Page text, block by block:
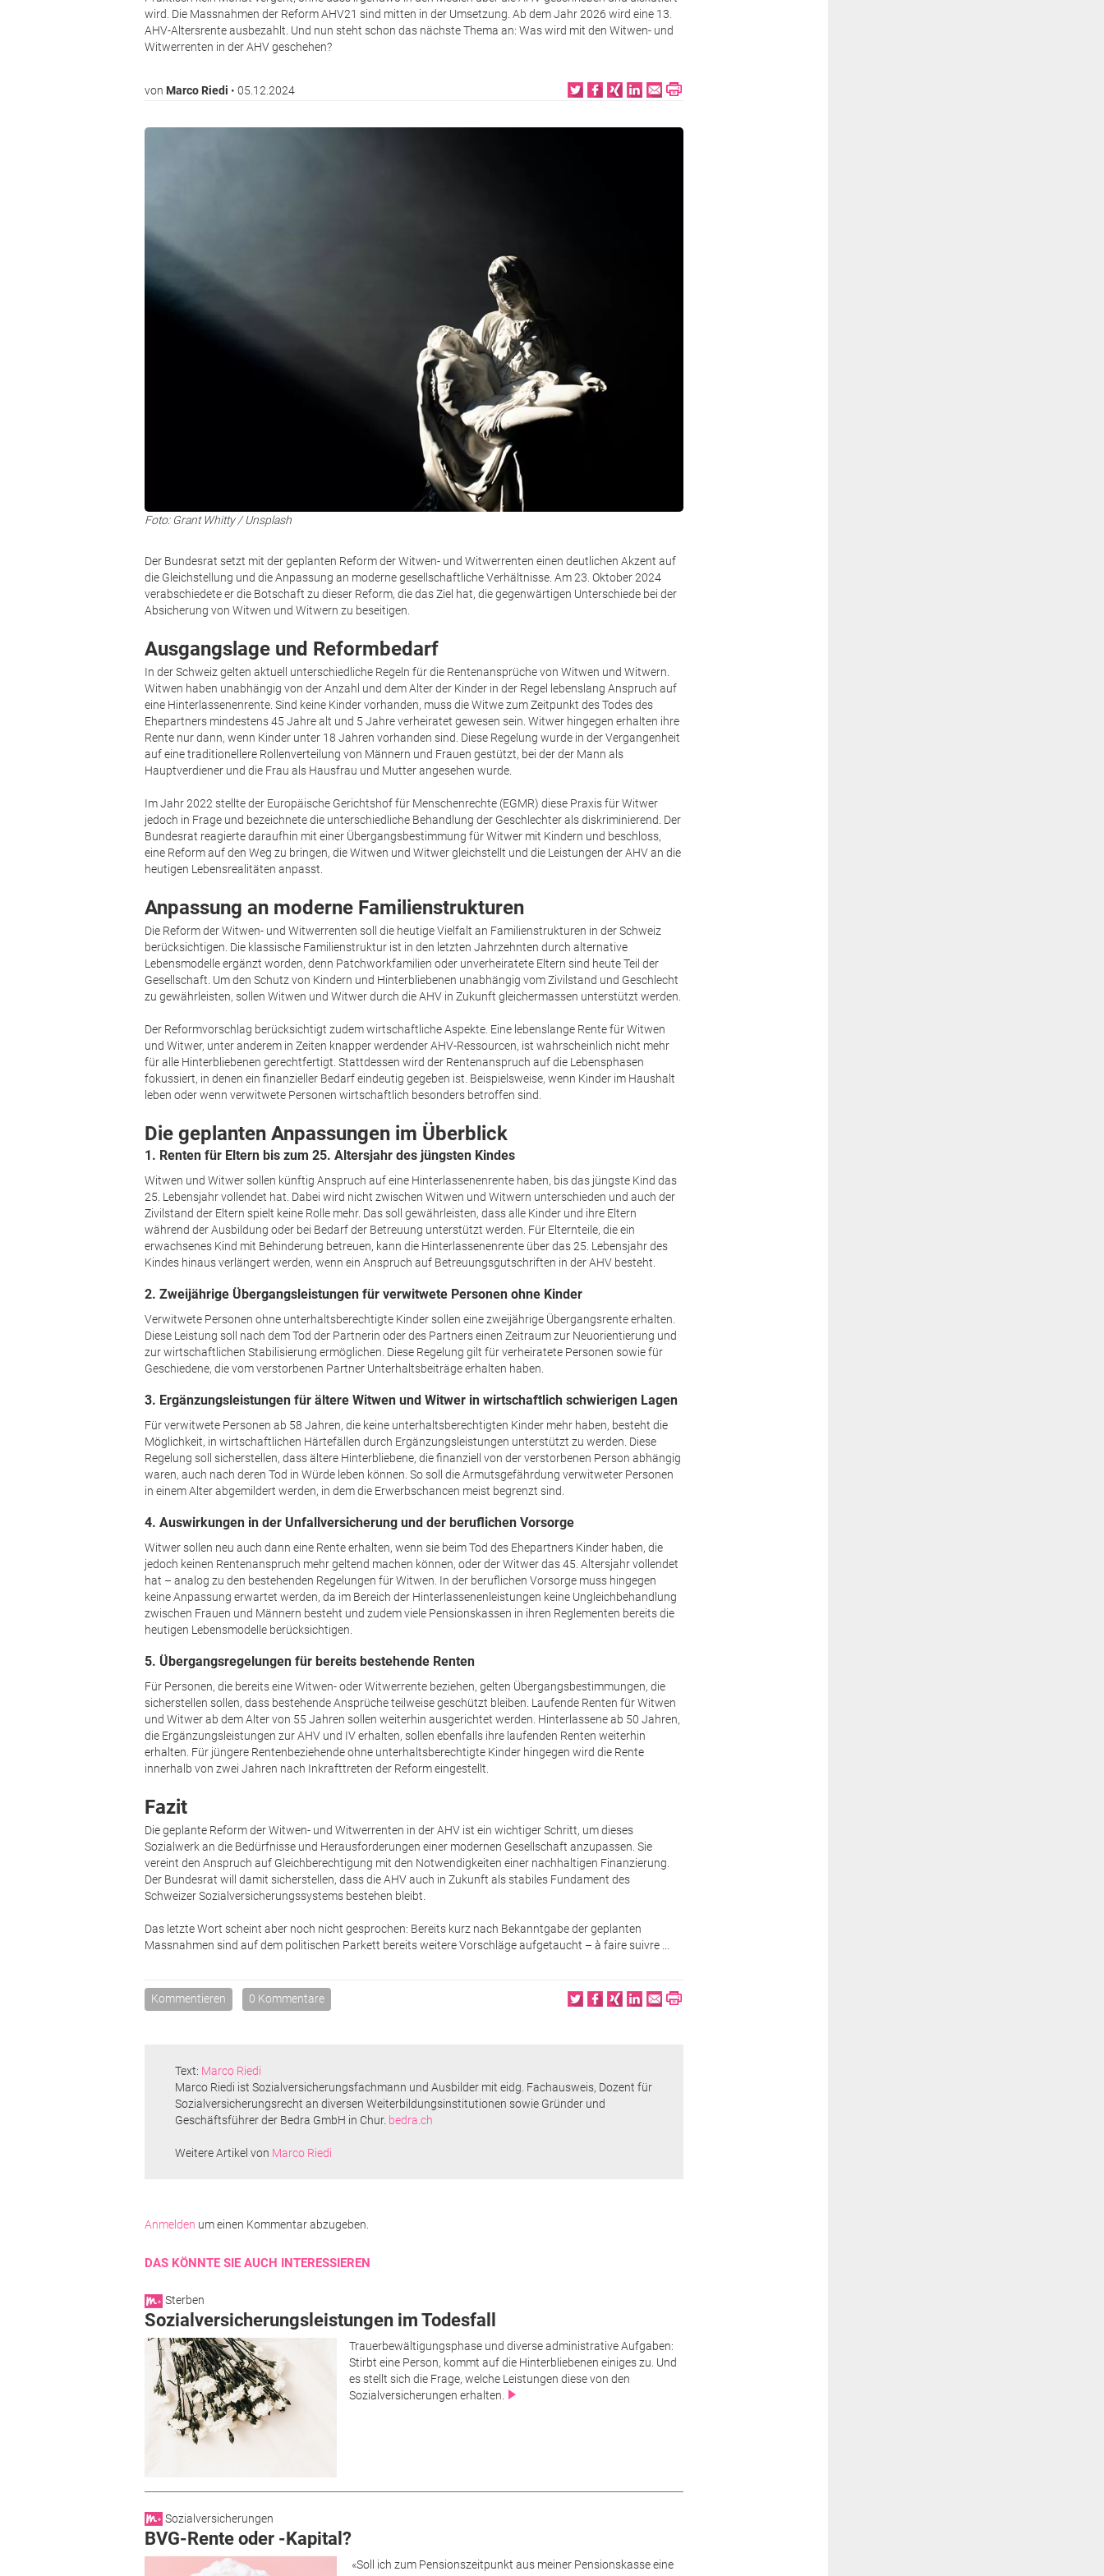
wird. Die Massnahmen der Reform AHV21 sind mitten in der Umsetzung. Ab dem Jahr 2026 wird eine 13.
AHV-Altersrente ausbezahlt. Und nun steht schon das nächste Thema an: Was wird mit den Witwen- und
Witwerrenten in der AHV geschehen?
von Marco Riedi •05.12.2024
Bild
Foto: Grant Whitty / Unsplash
Der Bundesrat setzt mit der geplanten Reform der Witwen- und Witwerrenten einen deutlichen Akzent auf
die Gleichstellung und die Anpassung an moderne gesellschaftliche Verhältnisse. Am 23. Oktober 2024
verabschiedete er die Botschaft zu dieser Reform, die das Ziel hat, die gegenwärtigen Unterschiede bei der
Absicherung von Witwen und Witwern zu beseitigen.
Ausgangslage und Reformbedarf
In der Schweiz gelten aktuell unterschiedliche Regeln für die Rentenansprüche von Witwen und Witwern.
Witwen haben unabhängig von der Anzahl und dem Alter der Kinder in der Regel lebenslang Anspruch auf
eine Hinterlassenenrente. Sind keine Kinder vorhanden, muss die Witwe zum Zeitpunkt des Todes des
Ehepartners mindestens 45 Jahre alt und 5 Jahre verheiratet gewesen sein. Witwer hingegen erhalten ihre
Rente nur dann, wenn Kinder unter 18 Jahren vorhanden sind. Diese Regelung wurde in der Vergangenheit
auf eine traditionellere Rollenverteilung von Männern und Frauen gestützt, bei der der Mann als
Hauptverdiener und die Frau als Hausfrau und Mutter angesehen wurde.
Im Jahr 2022 stellte der Europäische Gerichtshof für Menschenrechte (EGMR) diese Praxis für Witwer
jedoch in Frage und bezeichnete die unterschiedliche Behandlung der Geschlechter als diskriminierend. Der
Bundesrat reagierte daraufhin mit einer Übergangsbestimmung für Witwer mit Kindern und beschloss,
eine Reform auf den Weg zu bringen, die Witwen und Witwer gleichstellt und die Leistungen der AHV an die
heutigen Lebensrealitäten anpasst.
Anpassung an moderne Familienstrukturen
Die Reform der Witwen- und Witwerrenten soll die heutige Vielfalt an Familienstrukturen in der Schweiz
berücksichtigen. Die klassische Familienstruktur ist in den letzten Jahrzehnten durch alternative
Lebensmodelle ergänzt worden, denn Patchworkfamilien oder unverheiratete Eltern sind heute Teil der
Gesellschaft. Um den Schutz von Kindern und Hinterbliebenen unabhängig vom Zivilstand und Geschlecht
zu gewährleisten, sollen Witwen und Witwer durch die AHV in Zukunft gleichermassen unterstützt werden.
Der Reformvorschlag berücksichtigt zudem wirtschaftliche Aspekte. Eine lebenslange Rente für Witwen
und Witwer, unter anderem in Zeiten knapper werdender AHV-Ressourcen, ist wahrscheinlich nicht mehr
für alle Hinterbliebenen gerechtfertigt. Stattdessen wird der Rentenanspruch auf die Lebensphasen
fokussiert, in denen ein finanzieller Bedarf eindeutig gegeben ist. Beispielsweise, wenn Kinder im Haushalt
leben oder wenn verwitwete Personen wirtschaftlich besonders betroffen sind.
Die geplanten Anpassungen im Überblick
1. Renten für Eltern bis zum 25. Altersjahr des jüngsten Kindes
Witwen und Witwer sollen künftig Anspruch auf eine Hinter­lassenenrente haben, bis das jüngste Kind das
25. Lebensjahr vollendet hat. Dabei wird nicht zwischen Witwen und Witwern unterschieden und auch der
Zivilstand der Eltern spielt keine Rolle mehr. Das soll gewährleisten, dass alle Kinder und ihre Eltern
während der Ausbildung oder bei Bedarf der Betreuung unterstützt werden. Für Elternteile, die ein
erwachsenes Kind mit Behinderung betreuen, kann die Hinterlassenenrente über das 25. Lebensjahr des
Kindes hinaus verlängert werden, wenn ein Anspruch auf Betreuungsgutschriften in der AHV besteht.
2. Zweijährige Übergangsleistungen für verwitwete Personen ohne Kinder
Verwitwete Personen ohne unterhaltsberechtigte Kinder sollen eine zweijährige Übergangsrente erhalten.
Diese Leistung soll nach dem Tod der Partnerin oder des Partners einen Zeitraum zur Neuorientierung und
zur wirtschaftlichen Stabilisierung ermög­lichen. Diese Regelung gilt für verheiratete Personen sowie für
Geschiedene, die vom verstorbenen Partner Unterhaltsbeiträge erhalten haben.
3. Ergänzungsleistungen für ältere Witwen und Witwer in wirtschaftlich schwierigen Lagen
Für verwitwete Personen ab 58 Jahren, die keine unterhalts­berechtigten Kinder mehr haben, besteht die
Möglichkeit, in wirtschaftlichen Härtefällen durch Ergänzungsleistungen unterstützt zu werden. Diese
Regelung soll sicherstellen, dass ältere Hinterbliebene, die finanziell von der verstorbenen Person abhängig
waren, auch nach deren Tod in Würde leben können. So soll die Armutsgefährdung verwitweter Personen
in einem Alter abgemildert werden, in dem die Erwerbschancen meist begrenzt sind.
4. Auswirkungen in der Unfallversicherung und der beruf­lichen Vorsorge
Witwer sollen neu auch dann eine Rente erhalten, wenn sie beim Tod des Ehepartners Kinder haben, die
jedoch keinen Renten­anspruch mehr geltend machen können, oder der Witwer das 45. Altersjahr vollendet
hat – analog zu den bestehenden Regelungen für Witwen. In der beruflichen Vorsorge muss hingegen
keine Anpassung erwartet werden, da im Bereich der Hinterlassenenleistungen keine Ungleichbehandlung
zwischen Frauen und Männern besteht und zudem viele Pensionskassen in ihren Reglementen bereits die
heutigen Lebensmodelle berücksichtigen.
5. Übergangsregelungen für bereits bestehende Renten
Für Personen, die bereits eine Witwen- oder Witwerrente beziehen, gelten Übergangsbestimmungen, die
sicherstellen sollen, dass bestehende Ansprüche teilweise geschützt bleiben. Laufende Renten für Witwen
und Witwer ab dem Alter von 55 Jahren sollen weiterhin ausgerichtet werden. Hinterlassene ab 50 Jahren,
die Ergänzungsleistungen zur AHV und IV erhalten, sollen ebenfalls ihre laufenden Renten weiterhin
erhalten. Für jüngere Rentenbeziehende ohne unterhaltsberechtigte Kinder hingegen wird die Rente
innerhalb von zwei Jahren nach Inkrafttreten der Reform eingestellt.
Fazit
Die geplante Reform der Witwen- und Witwerrenten in der AHV ist ein wichtiger Schritt, um dieses
Sozialwerk an die Bedürfnisse und Herausforderungen einer modernen Gesellschaft anzupassen. Sie
vereint den Anspruch auf Gleichberechtigung mit den Notwendigkeiten einer nachhaltigen Finanzierung.
Der Bundesrat will damit sicherstellen, dass die AHV auch in Zukunft als stabiles Fundament des
Schweizer Sozialversicherungssystems bestehen bleibt.
Das letzte Wort scheint aber noch nicht gesprochen: Bereits kurz nach Bekanntgabe der geplanten
Massnahmen sind auf dem politischen Parkett bereits weitere Vorschläge aufgetaucht – à faire suivre ...
Kommentieren 0 Kommentare Twitter
Facebook
XING
LinkedIn
Email
Print
Text: Marco Riedi
Marco Riedi ist Sozialversicherungsfachmann und Ausbilder mit eidg. Fachausweis, ­Dozent für
Sozialversicherungsrecht an diversen Weiterbildungsinstitutionen sowie Gründer und
Geschäftsführer der Bedra GmbH in Chur. bedra.ch
Weitere Artikel von Marco Riedi
Anmelden um einen Kommentar abzugeben.
DAS KÖNNTE SIE AUCH INTERESSIEREN
Sterben
Sozialversicherungs­leistungen im Todesfall
Trauerbewältigungsphase und diverse administrative Aufgaben:
Stirbt eine Person, kommt auf die Hinterbliebenen einiges zu. Und
es stellt sich die Frage, welche Leistungen diese von den
Sozialversicherungen erhalten.
Sozialversicherungen
BVG-Rente oder -Kapital?
«Soll ich zum Pensionszeitpunkt aus meiner Pensionskasse eine